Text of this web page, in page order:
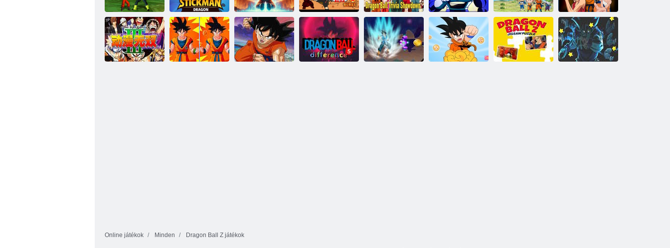
Dragon Ball Z
Ultimate Battle
22
Super Stickman
sárkány
A hiperbolikus
trivia kamra
Sárkánygolyó
nova robbant
Sárkánygolyó
trivia showdown
Dragon Ball
kvíz
Sárkánygolyó
szuper
Comic Stars
Fighting 3. 6
Online játékok Minden Dragon Ball Z játékok